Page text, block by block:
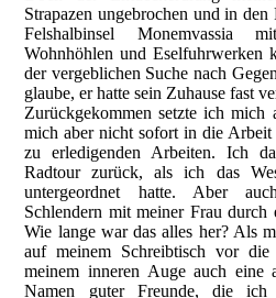
Strapazen ungebrochen und in
Felshalbinsel Monemvassia
Wohnhöhlen und Eselfuhrwerken
der vergeblichen Suche nach
glaube, er hatte sein Zuhause fast
Zurückgekommen setzte ich mich
mich aber nicht sofort in die
zu erledigenden Arbeiten. Ich
Radtour zurück, als ich das
untergeordnet hatte. Aber
Schlendern mit meiner Frau durch
Wie lange war das alles her? Als
auf meinem Schreibtisch vor
meinem inneren Auge auch
Namen guter Freunde, die